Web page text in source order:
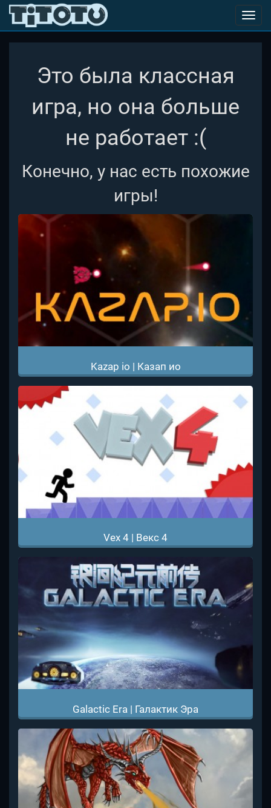
Это была классная
игра, но она больше
не работает :(
Конечно, у нас есть похожие
игры!
Kazap io | Казап ио
Vex 4 | Векс 4
Galactic Era | Галактик Эра